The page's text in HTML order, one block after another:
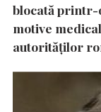
blocată printr-
motive
autorităţilor